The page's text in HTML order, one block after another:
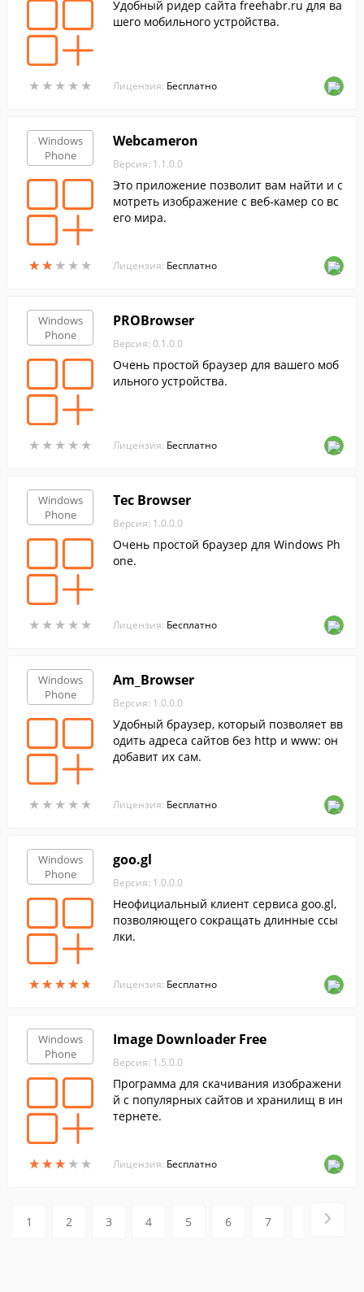
★ ★ ★ ★ ★
★ ★ ★ ★ ★
Удобный ридер сайта freehabr.ru для ва
шего мобильного устройства.
Лицензия: Бесплатно
Windows
Phone
★★ ★ ★ ★
★★ ★ ★ ★
Webcameron
Версия: 1.1.0.0
Это приложение позволит вам найти и с
мотреть изображение с веб-камер со вс
его мира.
Лицензия: Бесплатно
Windows
Phone
★ ★ ★ ★ ★
★ ★ ★ ★ ★
PROBrowser
Версия: 0.1.0.0
Очень простой браузер для вашего моб
ильного устройства.
Лицензия: Бесплатно
Windows
Phone
★ ★ ★ ★ ★
★ ★ ★ ★ ★
Tec Browser
Версия: 1.0.0.0
Очень простой браузер для Windows Ph
one.
Лицензия: Бесплатно
Windows
Phone
★ ★ ★ ★ ★
★ ★ ★ ★ ★
Am_Browser
Версия: 1.0.0.0
Удобный браузер, который позволяет вв
одить адреса сайтов без http и www: он
добавит их сам.
Лицензия: Бесплатно
Windows
Phone
★★★★★
★★★★★
goo.gl
Версия: 1.0.0.0
Неофициальный клиент сервиса goo.gl,
позволяющего сокращать длинные ссы
лки.
Лицензия: Бесплатно
Windows
Phone
★★★ ★ ★
★★★ ★ ★
Image Downloader Free
Версия: 1.5.0.0
Программа для скачивания изображени
й с популярных сайтов и хранилищ в ин
тернете.
Лицензия: Бесплатно
1 2 3 4 5 6 7